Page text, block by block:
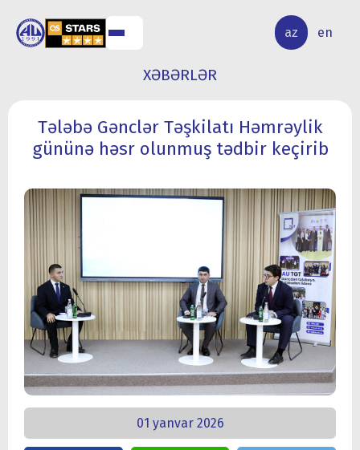
az en
ELMİ
TƏDQİQAT
XƏBƏRLƏR
Tələbə Gənclər Təşkilatı Həmrəylik
gününə həsr olunmuş tədbir keçirib
01 yanvar 2026